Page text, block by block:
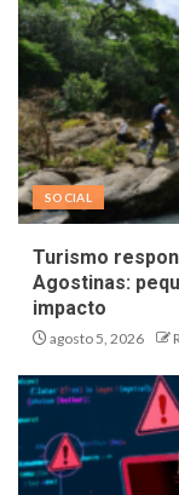
SOCIAL
Turismo
Agostinas:
impacto
agosto 5, 2026